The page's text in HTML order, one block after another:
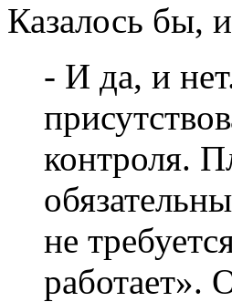
Казалось бы,
- И да, и
контроля.
не
работает».